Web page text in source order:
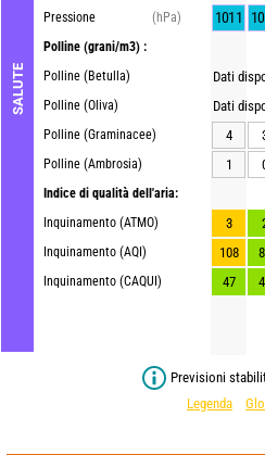
SALUTE
Pressione
(hPa)
Polline (grani/m3) :
Polline (Betulla)
Polline (Oliva)
Polline (Graminacee)
Polline (Ambrosia)
Indice di qualità dell'aria:
Inquinamento (ATMO)
Inquinamento (AQI)
Inquinamento (CAQUI)
1011
Dati
Dati
4
1
3
108
47
Previsioni
Legenda